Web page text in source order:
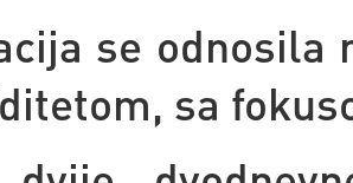
se odnosila
sa